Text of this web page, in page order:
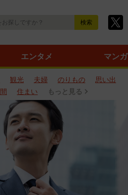
エンタメ マンガ
観光 夫婦 のりもの
思い出
住まい もっと見る